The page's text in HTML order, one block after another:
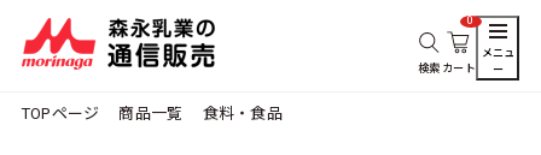
検索 カート
0
メニュ
ー
TOPページ 商品一覧 食料・食品